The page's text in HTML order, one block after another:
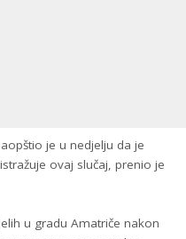
je u nedjelju da je
ovaj slučaj, prenio je
u gradu Amatriče nakon